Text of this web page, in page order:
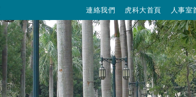
連絡我們 虎科大首頁 人事室
跳到主要內容